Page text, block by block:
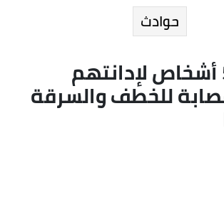
حوادث
المؤبد لـ5 أشخاص لإدانتهم
للخطف والسرقة